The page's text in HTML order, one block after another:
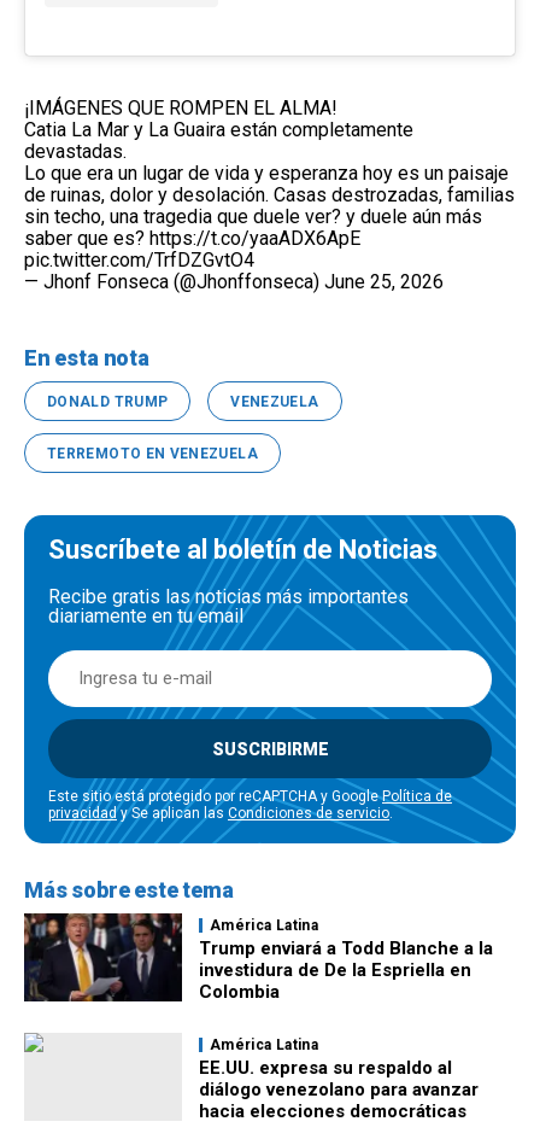
¡IMÁGENES QUE ROMPEN EL ALMA!
Catia La Mar y La Guaira están completamente
devastadas.
Lo que era un lugar de vida y esperanza hoy es un paisaje
de ruinas, dolor y desolación. Casas destrozadas, familias
sin techo, una tragedia que duele ver? y duele aún más
saber que es? https://t.co/yaaADX6ApE
pic.twitter.com/TrfDZGvtO4
— Jhonf Fonseca (@Jhonffonseca) June 25, 2026
En esta nota
DONALD TRUMP VENEZUELA
TERREMOTO EN VENEZUELA
Suscríbete al boletín de Noticias
Recibe gratis las noticias más importantes
diariamente en tu email
SUSCRIBIRME
Este sitio está protegido por reCAPTCHA y GooglePolítica de
privacidady Se aplican las Condiciones de servicio
Más sobre este tema
América Latina
Trump enviará a Todd Blanche a la
investidura de De la Espriella en
Colombia
América Latina
EE.UU. expresa su respaldo al
diálogo venezolano para avanzar
hacia elecciones democráticas